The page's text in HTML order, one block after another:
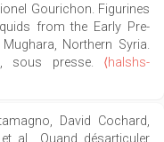
Gourichon. Figurines
from the Early Pre-
Northern Syria.
sous presse. ⟨halshs-
David Cochard,
al.. Quand désarticuler